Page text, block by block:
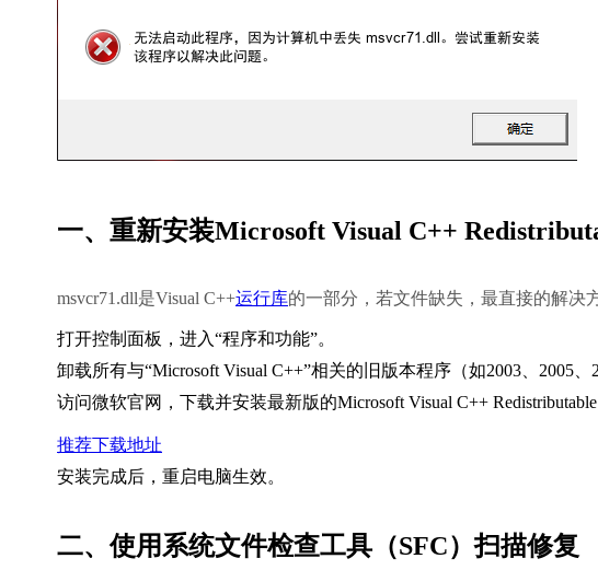
一、重新安装Microsoft Visual C++
msvcr71.dll是Visual C++运行库的一部分，若文件缺失，最直接的解决
打开控制面板，进入“程序和功能”。
卸载所有与“Microsoft Visual C++”相关的旧版本程序（如2003、2005、
访问微软官网，下载并安装最新版的Microsoft Visual C++ Redistributable
推荐下载地址
安装完成后，重启电脑生效。
二、使用系统文件检查工具（SFC）扫描修复